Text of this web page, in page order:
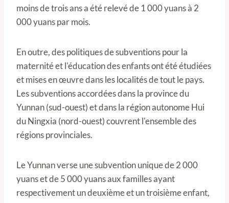
moins de trois ans a été relevé de 1 000 yuans à 2
000 yuans par mois.
En outre, des politiques de subventions pour la
maternité et l'éducation des enfants ont été étudiées
et mises en œuvre dans les localités de tout le pays.
Les subventions accordées dans la province du
Yunnan (sud-ouest) et dans la région autonome Hui
du Ningxia (nord-ouest) couvrent l'ensemble des
régions provinciales.
Le Yunnan verse une subvention unique de 2 000
yuans et de 5 000 yuans aux familles ayant
respectivement un deuxième et un troisième enfant,